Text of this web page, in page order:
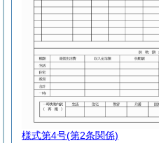
様式第4号(第2条関係)